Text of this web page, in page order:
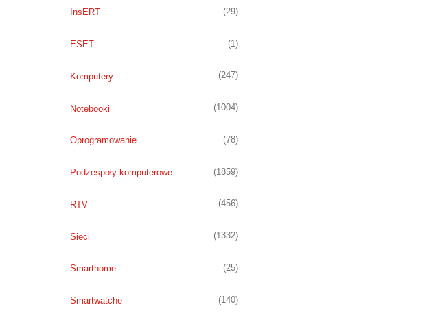
InsERT (29)
ESET (1)
Komputery (247)
Notebooki (1004)
Oprogramowanie (78)
Podzespoły komputerowe (1859)
RTV (456)
Sieci (1332)
Smarthome (25)
Smartwatche (140)